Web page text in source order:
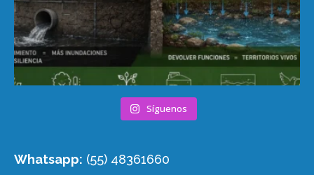
Síguenos
Whatsapp: (55) 48361660